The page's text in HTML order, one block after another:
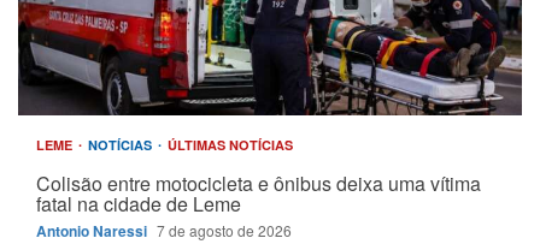
LEME NOTÍCIAS ÚLTIMAS NOTÍCIAS
Colisão entre motocicleta e ônibus deixa uma vítima
fatal na cidade de Leme
Antonio Naressi 7 de agosto de 2026